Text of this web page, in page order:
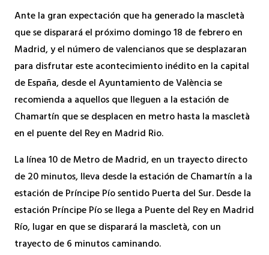
Ante la gran expectación que ha generado la mascletà
que se disparará el próximo domingo 18 de febrero en
Madrid, y el número de valencianos que se desplazaran
para disfrutar este acontecimiento inédito en la capital
de España, desde el Ayuntamiento de València se
recomienda a aquellos que lleguen a la estación de
Chamartín que se desplacen en metro hasta la mascletà
en el puente del Rey en Madrid Rio.
La línea 10 de Metro de Madrid, en un trayecto directo
de 20 minutos, lleva desde la estación de Chamartín a la
estación de Príncipe Pío sentido Puerta del Sur. Desde la
estación Príncipe Pío se llega a Puente del Rey en Madrid
Río, lugar en que se disparará la mascletà, con un
trayecto de 6 minutos caminando.